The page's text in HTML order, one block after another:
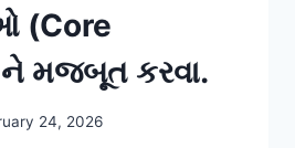
(Core
મજબૂત કરવા.
24, 2026